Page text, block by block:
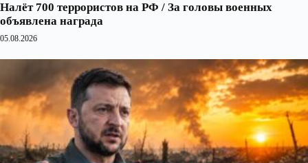
Налёт 700 террористов на РФ / За головы военных
объявлена награда
05.08.2026